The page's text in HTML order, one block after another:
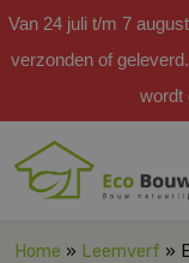
Van 24 juli t/m 7
verzonden of
wordt
Home » Leemverf »